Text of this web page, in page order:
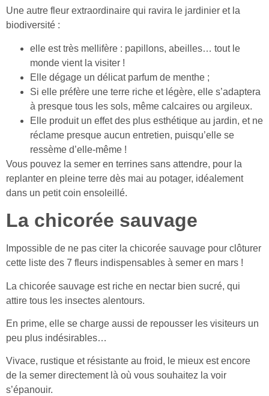
Une autre fleur extraordinaire qui ravira le jardinier et la
biodiversité :
elle est très mellifère : papillons, abeilles… tout le
monde vient la visiter !
Elle dégage un délicat parfum de menthe ;
Si elle préfère une terre riche et légère, elle s’adaptera
à presque tous les sols, même calcaires ou argileux.
Elle produit un effet des plus esthétique au jardin, et ne
réclame presque aucun entretien, puisqu’elle se
ressème d’elle-même !
Vous pouvez la semer en terrines sans attendre, pour la
replanter en pleine terre dès mai au potager, idéalement
dans un petit coin ensoleillé.
La chicorée sauvage
Impossible de ne pas citer la chicorée sauvage pour clôturer
cette liste des 7 fleurs indispensables à semer en mars !
La chicorée sauvage est riche en nectar bien sucré, qui
attire tous les insectes alentours.
En prime, elle se charge aussi de repousser les visiteurs un
peu plus indésirables…
Vivace, rustique et résistante au froid, le mieux est encore
de la semer directement là où vous souhaitez la voir
s’épanouir.